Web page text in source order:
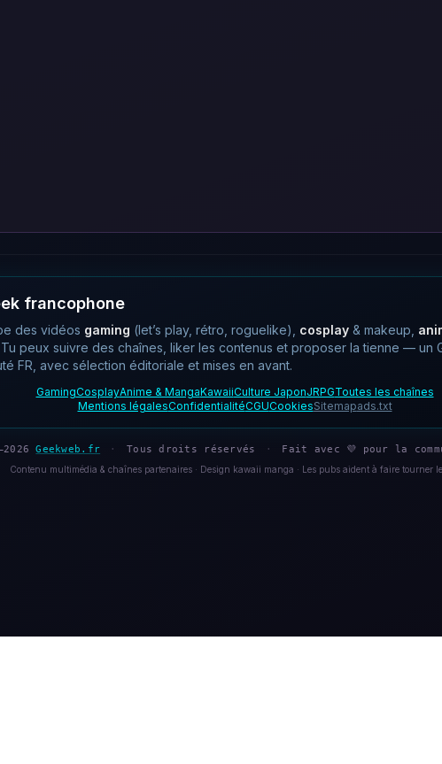
francophone
des vidéos gaming (let’s play, rétro, roguelike), cosplay & makeup,
peux suivre des chaînes, liker les contenus et proposer la tienne — un
FR, avec sélection éditoriale et mises en avant.
GamingCosplayAnime & MangaKawaiiCulture JaponJRPGToutes les chaînes
Mentions légalesConfidentialitéCGUCookiesSitemapads.txt
Geekweb.fr · Tous droits réservés · Fait avec 💜 pour la
Contenu multimédia & chaînes partenaires · Design kawaii manga · Les pubs aident à faire tourner